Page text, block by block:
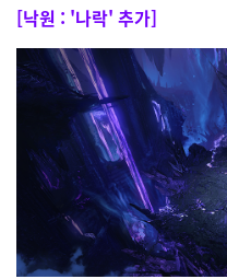
[낙원 : '나락' 추가]